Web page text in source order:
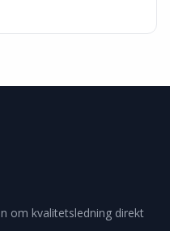
om kvalitetsledning direkt